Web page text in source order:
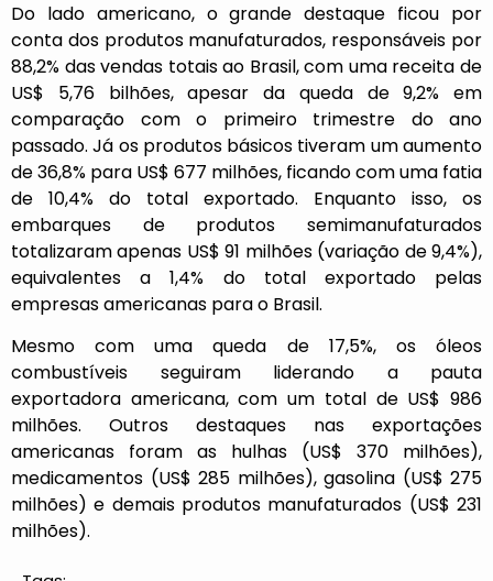
Do lado americano, o grande destaque ficou por
conta dos produtos manufaturados, responsáveis por
88,2% das vendas totais ao Brasil, com uma receita de
US$ 5,76 bilhões, apesar da queda de 9,2% em
comparação com o primeiro trimestre do ano
passado. Já os produtos básicos tiveram um aumento
de 36,8% para US$ 677 milhões, ficando com uma fatia
de 10,4% do total exportado. Enquanto isso, os
embarques de produtos semimanufaturados
totalizaram apenas US$ 91 milhões (variação de 9,4%),
equivalentes a 1,4% do total exportado pelas
empresas americanas para o Brasil.
Mesmo com uma queda de 17,5%, os óleos
combustíveis seguiram liderando a pauta
exportadora americana, com um total de US$ 986
milhões. Outros destaques nas exportações
americanas foram as hulhas (US$ 370 milhões),
medicamentos (US$ 285 milhões), gasolina (US$ 275
milhões) e demais produtos manufaturados (US$ 231
milhões).